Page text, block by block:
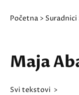
Početna > Suradnici
Maja
svi tekstovi >